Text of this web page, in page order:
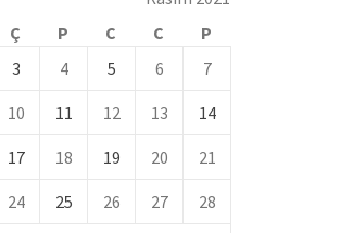
Ç P C C
P
3 4 5 6 7
10 11 12 13 14
17 18 19 20 21
24 25 26 27 28